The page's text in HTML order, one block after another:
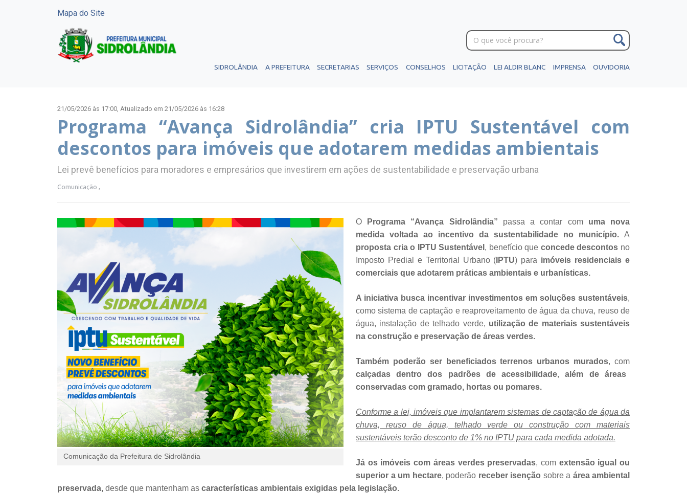
Mapa do Site
SIDROLÂNDIA A PREFEITURA SECRETARIAS SERVIÇOS CONSELHOS LICITAÇÃO LEI ALDIR BLANC IMPRENSA OUVIDORIA
21/05/2026 às 17:00, Atualizado em 21/05/2026 às 16:28
Programa “Avança Sidrolândia” cria IPTU Sustentável com
descontos para imóveis que adotarem medidas ambientais
Lei prevê benefícios para moradores e empresários que investirem em ações de sustentabilidade e preservação urbana
Comunicação ,
Comunicação da Prefeitura de Sidrolândia
O Programa “Avança Sidrolândia” passa a contar com uma nova
medida voltada ao incentivo da sustentabilidade no município. A
proposta cria o IPTU Sustentável , benefício que concede descontos no
Imposto Predial e Territorial Urbano ( IPTU) para imóveis residenciais e
comerciais que adotarem práticas ambientais e urbanísticas.
A iniciativa busca incentivar investimentos em soluções sustentáveis,
como sistema de captação e reaproveitamento de água da chuva, reuso de
água, instalação de telhado verde, utilização de materiais sustentáveis
na construção e preservação de áreas verdes.
Também poderão ser beneficiados terrenos urbanos murados, com
calçadas dentro dos padrões de acessibilidade,além de áreas
conservadas com gramado, hortas ou pomares.
Conforme a lei, imóveis que implantarem sistemas de captação de água da
chuva, reuso de água, telhado verde ou construção com materiais
sustentáveis terão desconto de 1% no IPTU para cada medida adotada.
Já os imóveis com áreas verdes preservadas, com extensão igual ou
superior a um hectare, poderão receber isenção sobre a área ambiental
preservada, desde que mantenham as características ambientais exigidas pela legislação.